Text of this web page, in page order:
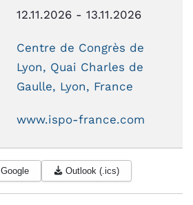
12.11.2026 - 13.11.2026
Centre de Congrès de
Lyon, Quai Charles de
Gaulle, Lyon, France
www.ispo-france.com
Google Outlook (.ics)